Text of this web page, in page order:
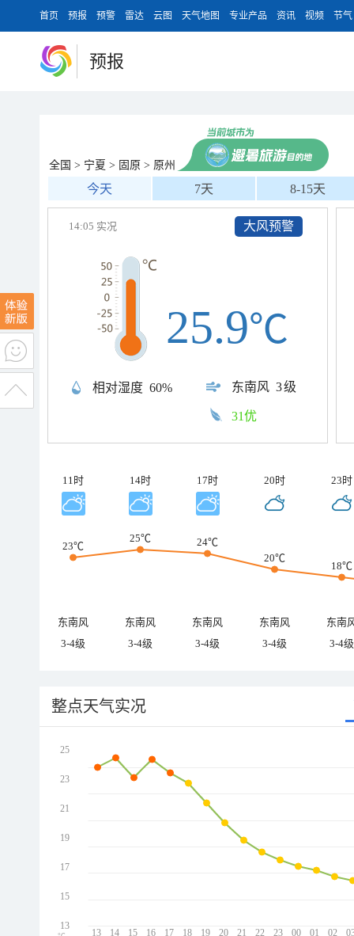
首页 预报 预警 雷达 云图 天气地图 专业产品 资讯 视频 节气
预报
全国 > 宁夏 > 固原 > 原州
今天 7天 8-15天
14:05 实况
相对湿度 60% 东南风 3级
25.9℃
31优
大风预警
11时 14时 17时 20时 23时
23℃
25℃
24℃
20℃
18℃
东南风 东南风 东南风 东南风
东南
3-4级
3-4级 3-4级 3-4级 3-4级
整点天气实况
13 14 15 16 17 18 19 20 21 22 23 00 01 02
25
23
21
19
17
15
13